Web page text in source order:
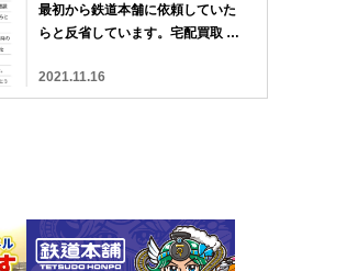
最初から鉄道本舗に依頼していた
らと反省しています。宅配買取 口
2021.11.16